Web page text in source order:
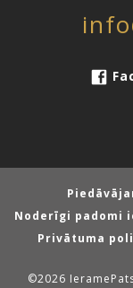
Noderīgi padomi
Privātuma
©2026